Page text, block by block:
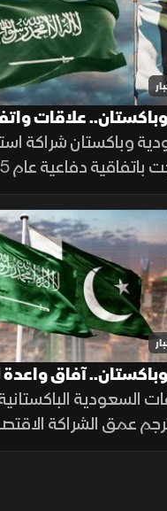
علاقات
وباكستان شراكة
واستثمارات
ودعم الوديعة
النفطية.
آفاق واعدة
الاقتصادية
السعودية
عمق الشراكة
الاستثمارية